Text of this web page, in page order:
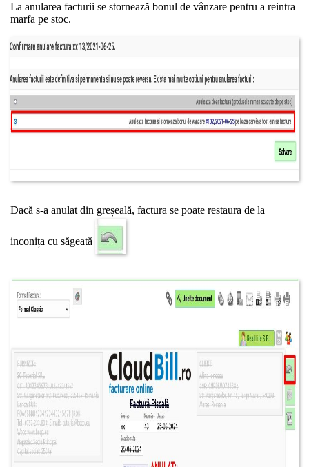
La anularea facturii se stornează bonul de vânzare pentru a reintra
marfa pe stoc.
Dacă s-a anulat din greșeală, factura se poate restaura de la
inconița cu săgeată